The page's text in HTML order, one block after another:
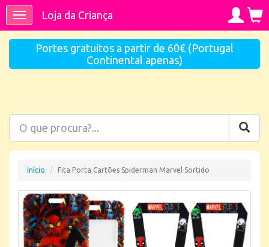
ToggleLoja da Criança
Portes gratuitos a partir de 60€ (Portugal
Continental apenas)
Início Fita Porta Cartões Spiderman Marvel Sortido